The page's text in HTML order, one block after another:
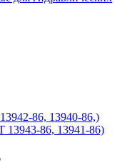
86, 13940-86,)
86, 13941-86)